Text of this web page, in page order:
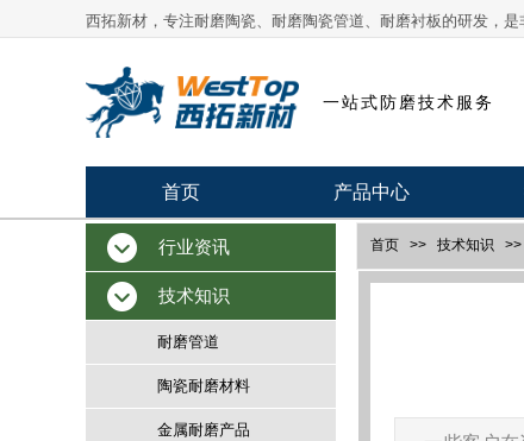
西拓新材，专注耐磨陶瓷、耐磨陶瓷管道、耐磨衬板的研发，是
一站式防磨技术服务
首页 产品中心
首页 >> 技术知识 >> 耐磨管道 >> 耐磨陶瓷管道 >> 耐磨
行业资讯
技术知识
耐磨管道
陶瓷耐磨材料
金属耐磨产品
首页 >> 技术知识 >>